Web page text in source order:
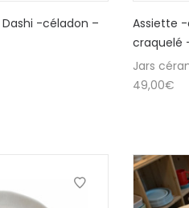
-céladon –
Assiette
craquelé
Jars
49,00€